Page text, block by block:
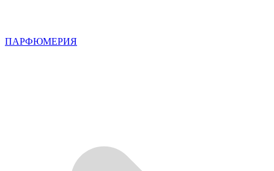
ПАРФЮМЕРИЯ